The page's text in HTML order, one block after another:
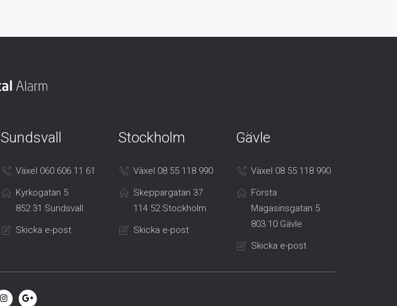
Sundsvall
Växel 060 606 11 61
Kyrkogatan 5
852 31 Sundsvall
Skicka e-post
Stockholm
Växel 08 55 118 990
Skeppargatan 37
114 52 Stockholm
Skicka e-post
Gävle
Växel 08 55 118 990
Första
Magasinsgatan 5
803 10 Gävle
Skicka e-post